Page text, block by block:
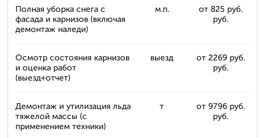
Полная уборка снега с
фасада и карнизов (включая
демонтаж наледи)
м.п.
от 825 руб.
руб.
Осмотр состояния карнизов
и оценка работ
(выезд+отчет)
выезд
от 2269 руб.
руб.
Демонтаж и утилизация льда
тяжелой массы (с
применением техники)
т
от 9796 руб.
руб.